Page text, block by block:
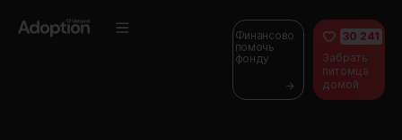
Финансово
помочь
фонду
30 241
Забрать
питомца
домой